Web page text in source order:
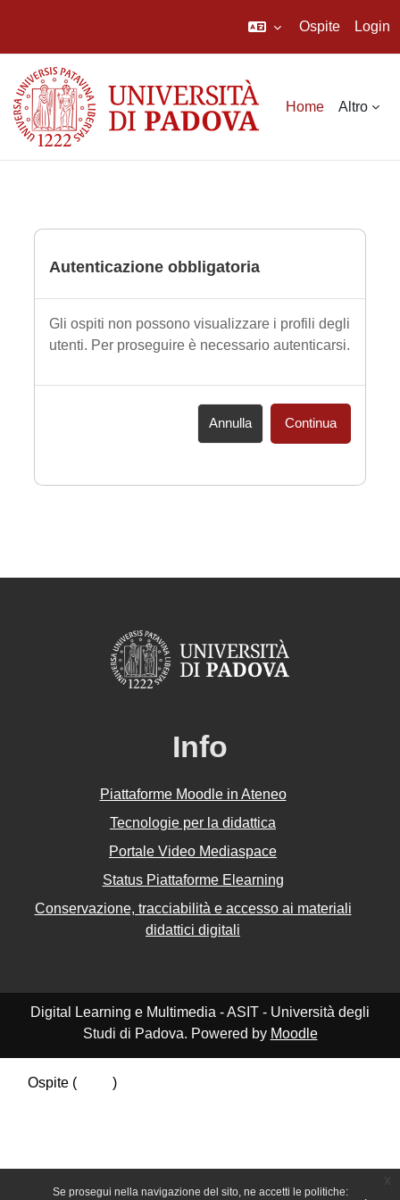
Se prosegui nella navigazione del sito, ne accetti le politiche:
Ospite Login
Home Altro
Autenticazione obbligatoria
Gli ospiti non possono visualizzare i profili degli
utenti. Per proseguire è necessario autenticarsi.
Annulla Continua
Info
Piattaforme Moodle in Ateneo
Tecnologie per la didattica
Portale Video Mediaspace
Status Piattaforme Elearning
Conservazione, tracciabilità e accesso ai materiali
didattici digitali
Digital Learning e Multimedia - ASIT - Università degli
Studi di Padova. Powered by Moodle
Ospite (
)